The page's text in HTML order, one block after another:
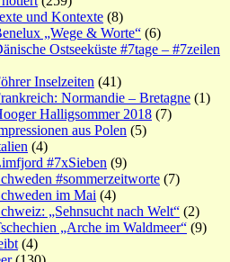
und Kontexte (8)
„Wege & Worte“ (6)
Ostseeküste #7tage – #7zeilen
Inselzeiten (41)
Normandie – Bretagne (1)
Halligsommer 2018 (7)
aus Polen (5)
(4)
#7xSieben (9)
#sommerzeitworte (7)
im Mai (4)
„Sehnsucht nach Welt“ (2)
„Arche im Waldmeer“ (9)
(4)